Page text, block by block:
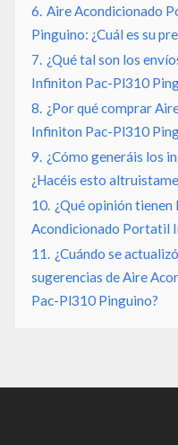
6. Aire Acondicionado
Pinguino: ¿Cuál es su
7.
¿Qué tal son los
Infiniton Pac-Pl310
8.
¿Por qué comprar
Infiniton Pac-Pl310
9.
¿Cómo generáis los
¿Hacéis esto
10. ¿Qué opinión
Acondicionado Portatil
11.
¿Cuándo se
sugerencias de Aire
Pac-Pl310 Pinguino?